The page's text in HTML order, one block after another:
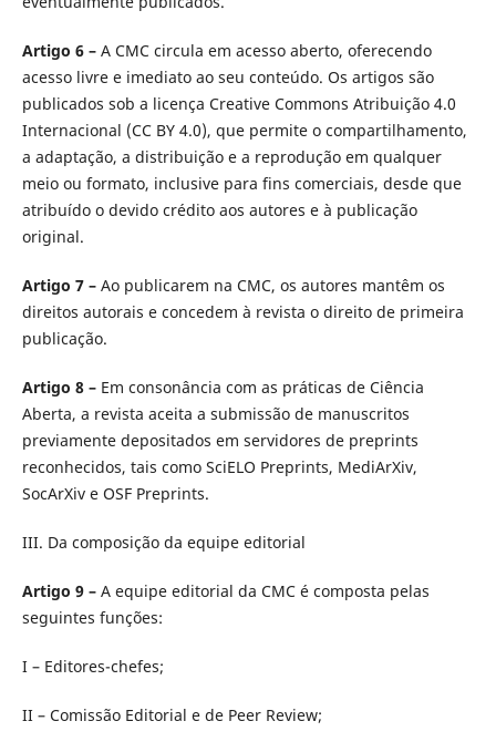
Artigo 6 –A CMC circula em acesso aberto, oferecendo
acesso livre e imediato ao seu conteúdo. Os artigos são
publicados sob a licença Creative Commons Atribuição 4.0
Internacional (CC BY 4.0), que permite o compartilhamento,
a adaptação, a distribuição e a reprodução em qualquer
meio ou formato, inclusive para fins comerciais, desde que
atribuído o devido crédito aos autores e à publicação
original.
Artigo 7 –Ao publicarem na CMC, os autores mantêm os
direitos autorais e concedem à revista o direito de primeira
publicação.
Artigo 8 –Em consonância com as práticas de Ciência
Aberta, a revista aceita a submissão de manuscritos
previamente depositados em servidores de preprints
reconhecidos, tais como SciELO Preprints, MediArXiv,
SocArXiv e OSF Preprints.
III. Da composição da equipe editorial
Artigo 9 –A equipe editorial da CMC é composta pelas
seguintes funções:
I – Editores-chefes;
II – Comissão Editorial e de Peer Review;